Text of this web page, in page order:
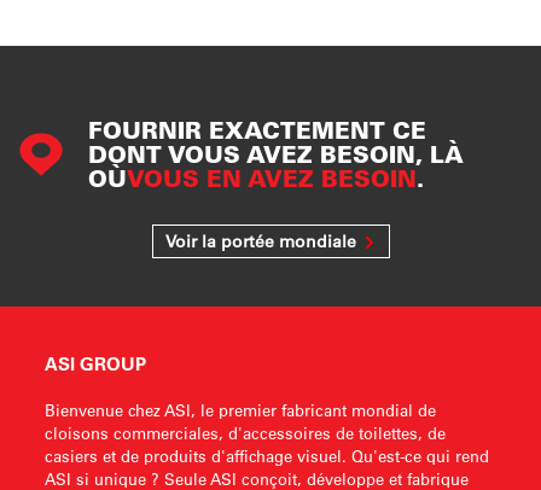
FOURNIR EXACTEMENT CE
DONT VOUS AVEZ BESOIN, LÀ
OÙVOUS EN AVEZ BESOIN.
Voir la portée mondiale
ASI GROUP
Bienvenue chez ASI, le premier fabricant mondial de
cloisons commerciales, d'accessoires de toilettes, de
casiers et de produits d'affichage visuel. Qu'est-ce qui rend
ASI si unique ? Seule ASI conçoit, développe et fabrique